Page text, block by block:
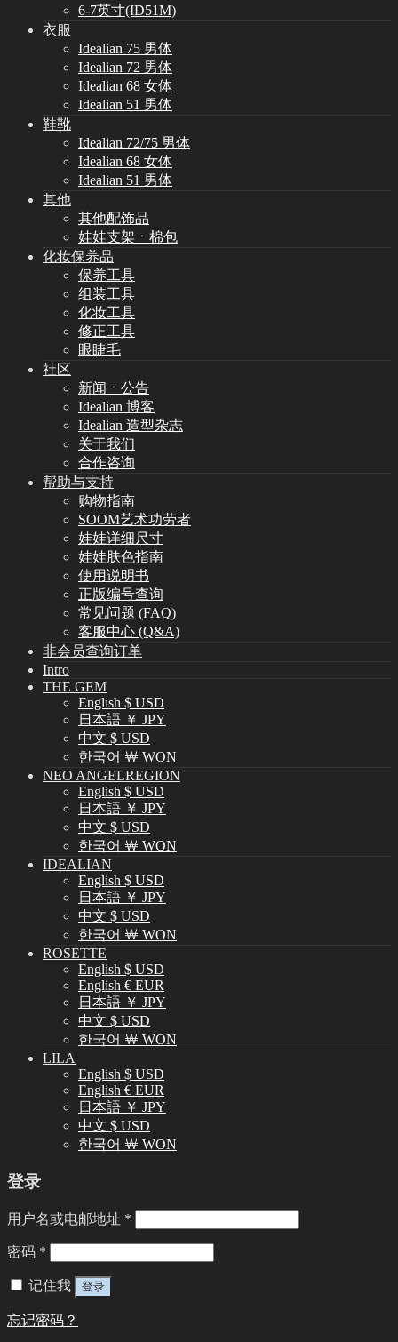
6-7英寸(ID51M)
衣服
Idealian 75 男体
Idealian 72 男体
Idealian 68 女体
Idealian 51 男体
鞋靴
Idealian 72/75 男体
Idealian 68 女体
Idealian 51 男体
其他
其他配饰品
娃娃支架ㆍ棉包
化妆保养品
保养工具
组装工具
化妆工具
修正工具
眼睫毛
社区
新闻ㆍ公告
Idealian 博客
Idealian 造型杂志
关于我们
合作咨询
帮助与支持
购物指南
SOOM艺术功劳者
娃娃详细尺寸
娃娃肤色指南
使用说明书
正版编号查询
常见问题 (FAQ)
客服中心 (Q&A)
非会员查询订单
Intro
THE GEM
English $ USD
日本語 ￥ JPY
中文 $ USD
한국어 ￦ WON
NEO ANGELREGION
English $ USD
日本語 ￥ JPY
中文 $ USD
한국어 ￦ WON
IDEALIAN
English $ USD
日本語 ￥ JPY
中文 $ USD
한국어 ￦ WON
ROSETTE
English $ USD
English € EUR
日本語 ￥ JPY
中文 $ USD
한국어 ￦ WON
LILA
English $ USD
English € EUR
日本語 ￥ JPY
中文 $ USD
한국어 ￦ WON
登录
用户名或电邮地址 *
密码 *
记住我 登录
忘记密码？